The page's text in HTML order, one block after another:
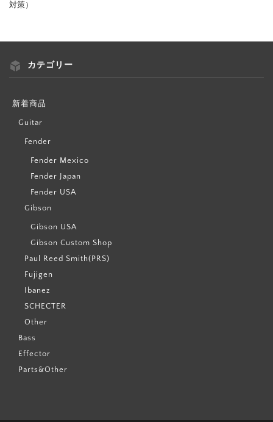
対策）
カテゴリー
新着商品
Guitar
Fender
Fender Mexico
Fender Japan
Fender USA
Gibson
Gibson USA
Gibson Custom Shop
Paul Reed Smith(PRS)
Fujigen
Ibanez
SCHECTER
Other
Bass
Effector
Parts&Other